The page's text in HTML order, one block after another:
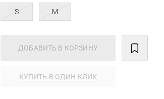
S M
ДОБАВИТЬ В КОРЗИНУ
КУПИТЬ В ОДИН КЛИК